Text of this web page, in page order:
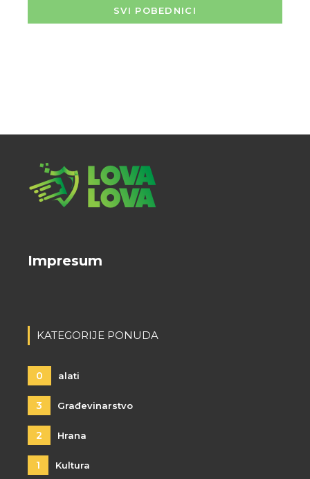
SVI POBEDNICI
Impresum
KATEGORIJE PONUDA
0 alati
3 Građevinarstvo
2 Hrana
1 Kultura